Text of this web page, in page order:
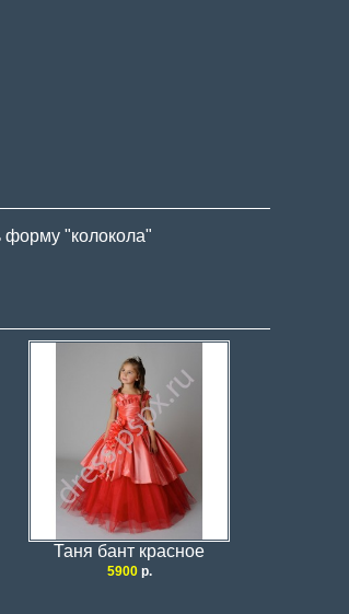
форму "колокола"
Таня бант красное
5900р.